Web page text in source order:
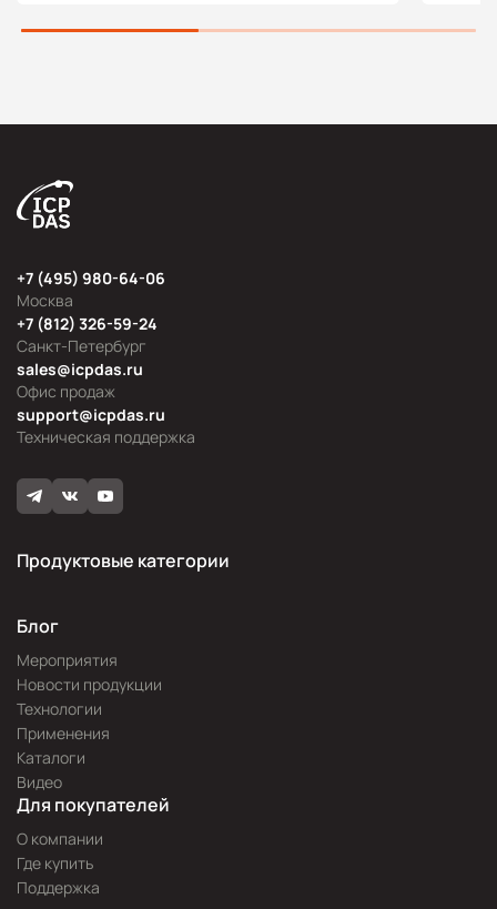
Москва
+7 (495) 980-64-06
Офис продаж
sales@icpdas.ru
Санкт-Петербург
+7 (812) 326-59-24
Техническая поддержка
support@icpdas.ru
Продуктовые категории
Блог
Мероприятия
Новости продукции
Технологии
Применения
Каталоги
Видео
Для покупателей
О компании
Где купить
Поддержка